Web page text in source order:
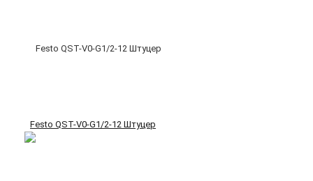
Festo QST-V0-G1/2-12 Штуцер